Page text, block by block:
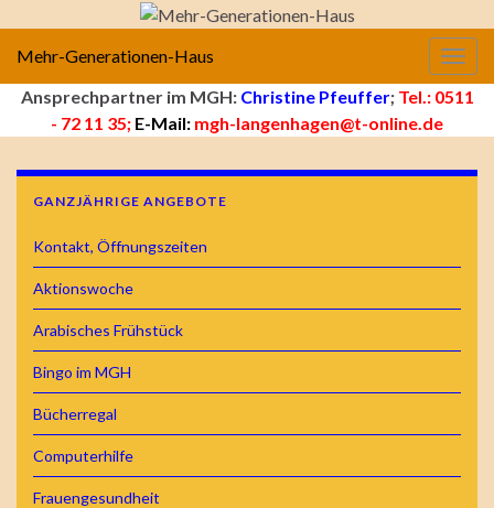
Mehr-Generationen-Haus
Ansprechpartner im MGH: Christine Pfeuffer; Tel.: 0511
- 72 11 35; E-Mail: mgh-langenhagen@t-online.de
GANZJÄHRIGE ANGEBOTE
Kontakt, Öffnungszeiten
Aktionswoche
Arabisches Frühstück
Bingo im MGH
Bücherregal
Computerhilfe
Frauengesundheit